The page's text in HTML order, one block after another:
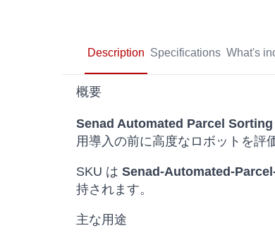
Description Specifications What's
概要
Senad Automated Parcel
用導入の前に高度なロボットを評
SKU は Senad-Automated-
持されます。
主な用途